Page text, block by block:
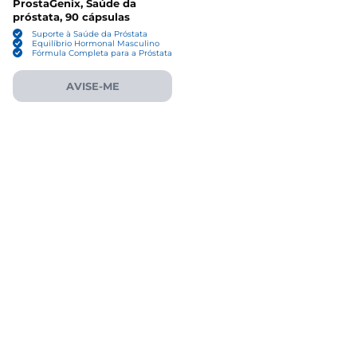
ProstaGenix, Saúde da
próstata, 90 cápsulas
Suporte à Saúde da Próstata
Equilíbrio Hormonal Masculino
Fórmula Completa para a Próstata
AVISE-ME